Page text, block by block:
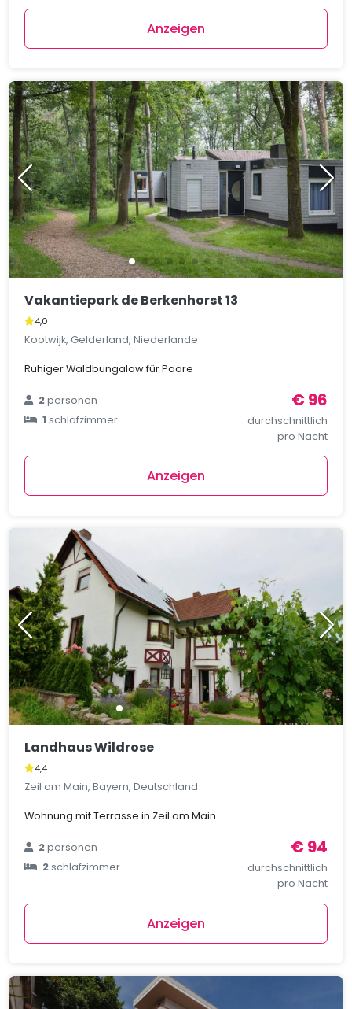
Anzeigen
Vakantiepark de Berkenhorst 13
4,0
Kootwijk, Gelderland, Niederlande
Ruhiger Waldbungalow für Paare
2personen
1schlafzimmer
€ 96
durchschnittlich
pro Nacht
Anzeigen
Landhaus Wildrose
4,4
Zeil am Main, Bayern, Deutschland
Wohnung mit Terrasse in Zeil am Main
2personen
2schlafzimmer
€ 94
durchschnittlich
pro Nacht
Anzeigen